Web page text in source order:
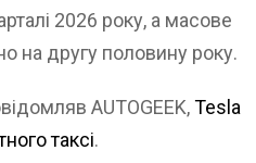
2026 року, а масове
на другу половину року.
AUTOGEEK,Tesla
таксі.